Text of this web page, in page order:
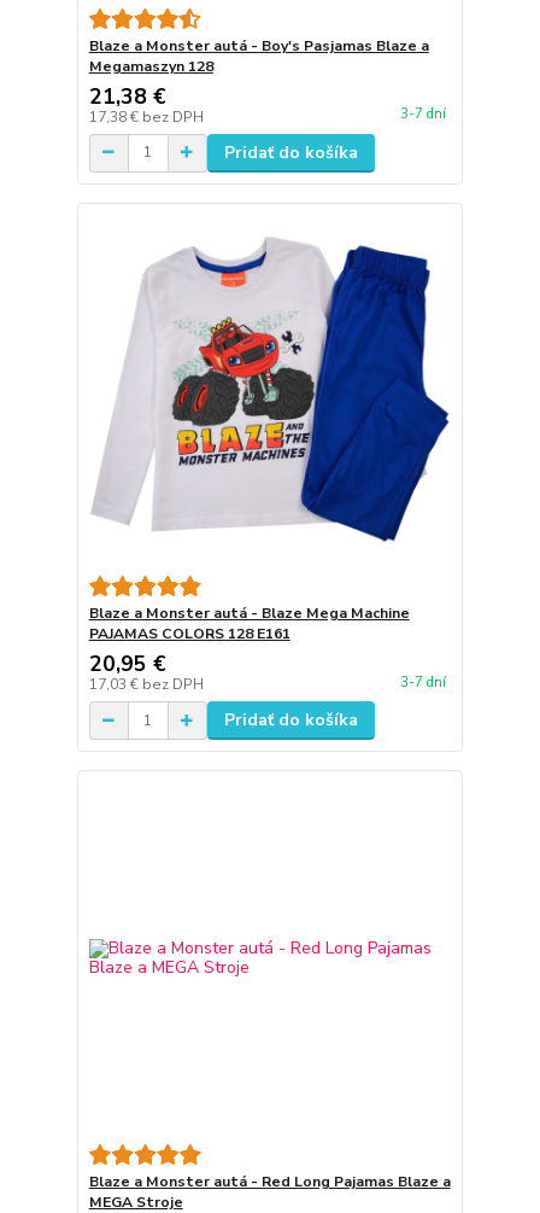
Blaze a Monster autá - Boy's Pasjamas Blaze a
Megamaszyn 128
21,38 €
17,38 € bez DPH 3-7 dní
Pridať do košíka
Blaze a Monster autá - Blaze Mega Machine
PAJAMAS COLORS 128 E161
20,95 €
17,03 € bez DPH 3-7 dní
Pridať do košíka
Blaze a Monster autá - Red Long Pajamas Blaze a
MEGA Stroje